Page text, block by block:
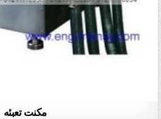
مكنت تعبئه